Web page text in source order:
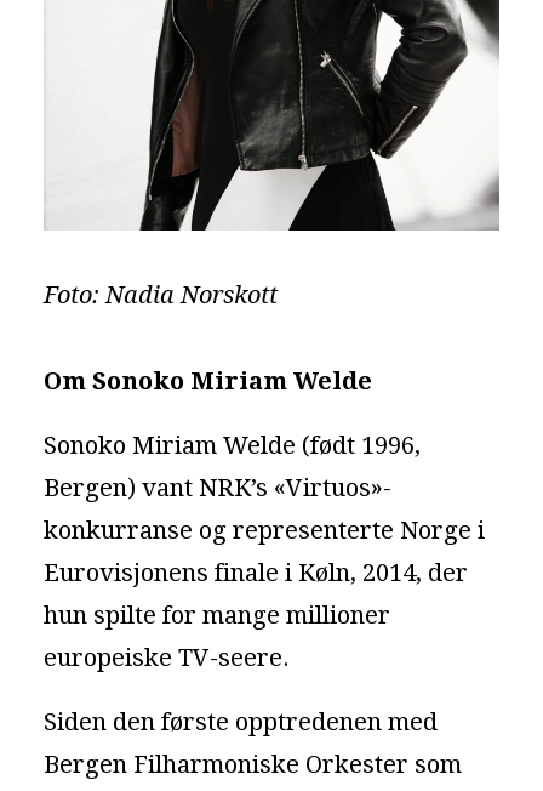
Foto: Nadia Norskott
Om Sonoko Miriam Welde
Sonoko Miriam Welde (født 1996,
Bergen) vant NRK’s «Virtuos»-
konkurranse og representerte Norge i
Eurovisjonens finale i Køln, 2014, der
hun spilte for mange millioner
europeiske TV-seere.
Siden den første opptredenen med
Bergen Filharmoniske Orkester som